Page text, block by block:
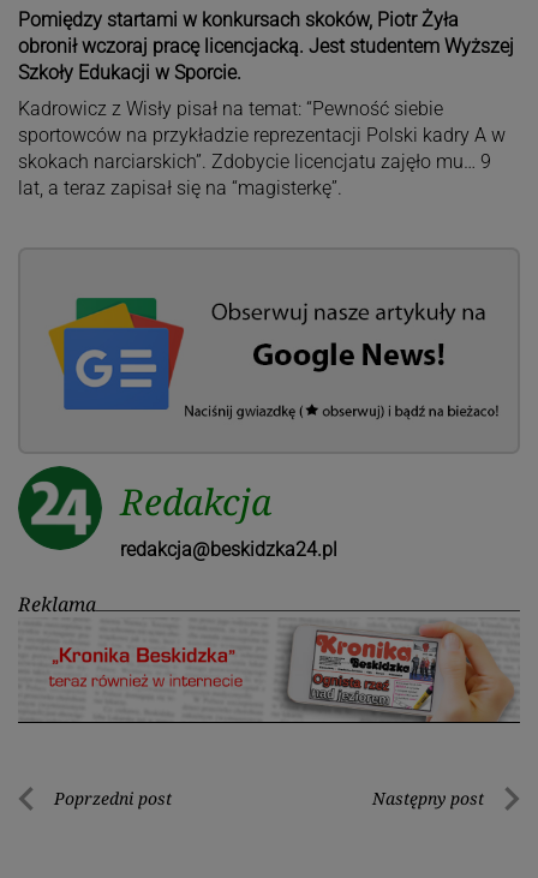
Pomiędzy startami w konkursach skoków, Piotr Żyła
obronił wczoraj pracę licencjacką. Jest studentem Wyższej
Szkoły Edukacji w Sporcie.
Kadrowicz z Wisły pisał na temat: “Pewność siebie
sportowców na przykładzie reprezentacji Polski kadry A w
skokach narciarskich”. Zdobycie licencjatu zajęło mu… 9
lat, a teraz zapisał się na “magisterkę”.
Redakcja
redakcja@beskidzka24.pl
Reklama
Nawigacja
Poprzedni post Następny post